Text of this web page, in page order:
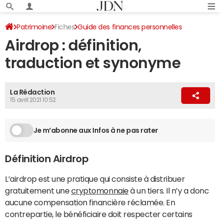
Patrimoine Fiches Guide des finances personnelles
Le dictionnaire de la cryptomonnaie
Airdrop : définition,
traduction et synonyme
La Rédaction
15 avril 2021 10:52
Je m’abonne aux Infos à ne pas rater
Définition Airdrop
L’airdrop est une pratique qui consiste à distribuer
gratuitement unecryptomonnaieà un tiers. Il n’y a donc
aucune compensation financière réclamée. En
contrepartie, le bénéficiaire doit respecter certains